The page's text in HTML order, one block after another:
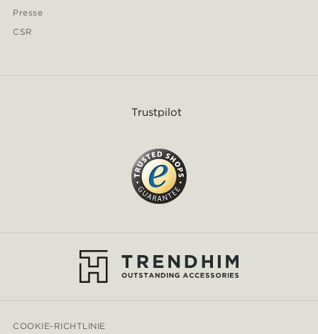
Presse
CSR
Trustpilot
COOKIE-RICHTLINIE